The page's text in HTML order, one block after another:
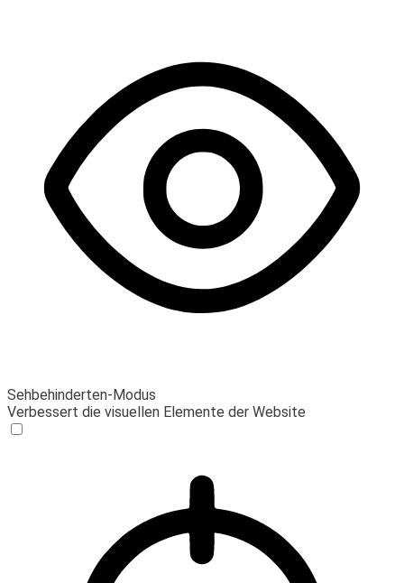
Sehbehinderten-Modus
Verbessert die visuellen Elemente der Website